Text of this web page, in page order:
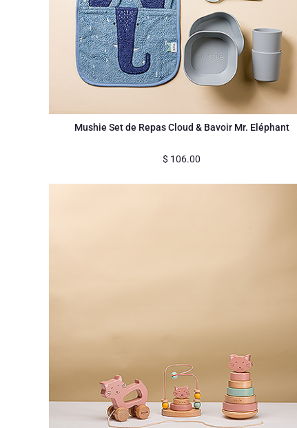
Mushie Set de Repas Cloud & Bavoir Mr. Eléphant
$ 106.00